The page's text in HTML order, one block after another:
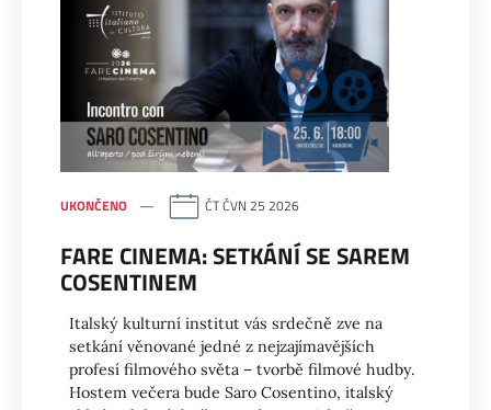
UKONČENO ČT ČVN 25 2026
FARE CINEMA: SETKÁNÍ SE SAREM
COSENTINEM
Italský kulturní institut vás srdečně zve na
setkání věnované jedné z nejzajímavějších
profesí filmového světa – tvorbě filmové hudby.
Hostem večera bude Saro Cosentino, italský